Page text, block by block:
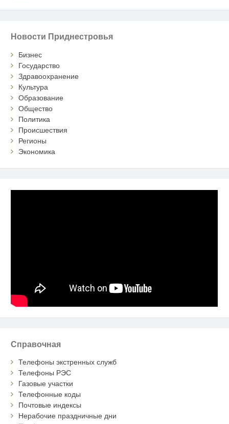
Новости Приднестровья
Бизнес
Государство
Здравоохранение
Культура
Образование
Общество
Политика
Происшествия
Регионы
Экономика
Справочная
Телефоны экстренных служб
Телефоны РЭС
Газовые участки
Телефонные коды
Почтовые индексы
Нерабочие праздничные дни